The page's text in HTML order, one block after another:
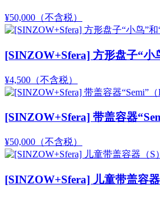
¥50,000 （不含税）
[SINZOW+Sfera] 方形盘子“小
¥4,500 （不含税）
[SINZOW+Sfera] 带盖容器
¥50,000 （不含税）
[SINZOW+Sfera] 儿童带盖容器